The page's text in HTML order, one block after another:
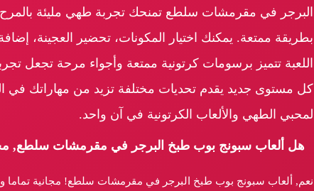
البرجر في مقرمشات سلطع تمنحك تجربة طهي مليئة
بطريقة ممتعة. يمكنك اختيار المكونات، تحضير العجينة،
اللعبة تتميز برسومات كرتونية ممتعة وأجواء مرحة تجعل
كل مستوى جديد يقدم تحديات مختلفة تزيد من مهاراتك في
لمحبي الطهي والألعاب الكرتونية في آن واحد.
هل ألعاب سبونج بوب طبخ البرجر في مقرمشات سلطع,
نعم, ألعاب سبونج بوب طبخ البرجر في مقرمشات سلطع! مجانية تماما